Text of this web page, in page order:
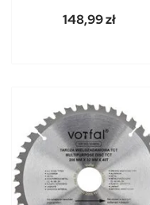
148,99 zł